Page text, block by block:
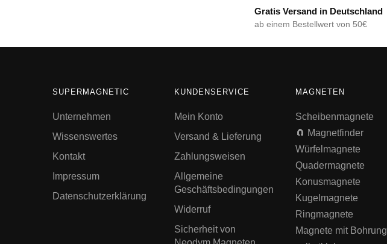
Gratis Versand in Deutschland
ab einem Bestellwert von 50€
SUPERMAGNETIC
Unternehmen
Wissenswertes
Kontakt
Impressum
Datenschutzerklärung
KUNDENSERVICE
Mein Konto
Versand & Lieferung
Zahlungsweisen
Allgemeine
Geschäftsbedingungen
Widerruf
Sicherheit von
MAGNETEN
Scheibenmagnete
🧲 Magnetfinder
Würfelmagnete
Quadermagnete
Konusmagnete
Kugelmagnete
Ringmagnete
Magnete mit Bohrung